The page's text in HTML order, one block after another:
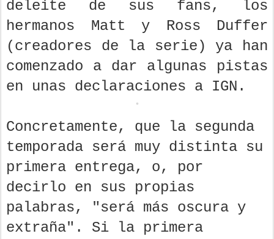
deleite de sus fans, los
hermanos Matt y Ross Duffer
(creadores de la serie) ya han
comenzado a dar algunas pistas
en unas declaraciones a IGN.
Concretamente, que la segunda
temporada será muy distinta su
primera entrega, o, por
decirlo en sus propias
palabras, "será más oscura y
extraña". Si la primera